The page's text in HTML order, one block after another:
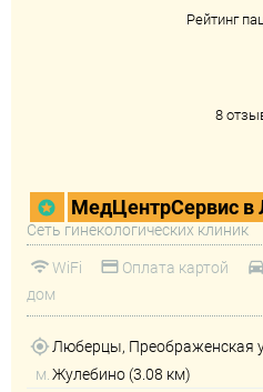
Рейтинг
8
МедЦентрСервис в
Сеть гинекологических клиник
WiFi Оплата картой
дом
Люберцы, Преображенская
м. Жулебино (3.08 км)